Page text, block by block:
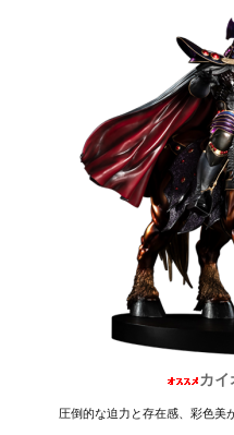
カイ
圧倒的な迫力と存在感、彩色美